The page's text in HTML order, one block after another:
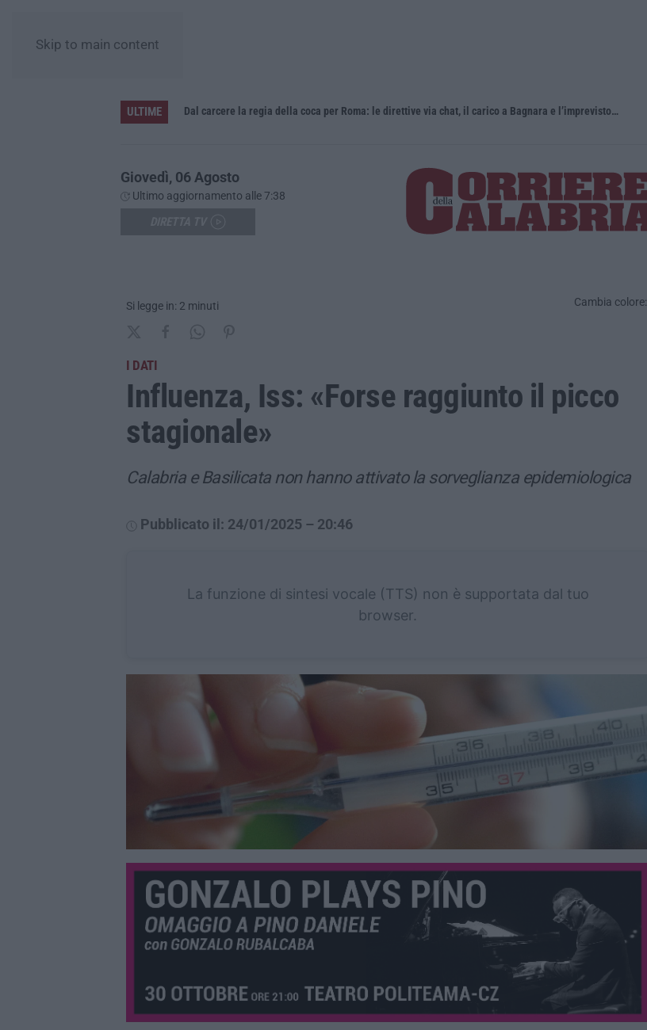
Skip to main content
ULTIME Dal carcere la regia della coca per Roma: le direttive via chat, il carico a Bagnara e l’imprevisto dell’incidente
Giovedì, 06 Agosto
Ultimo aggiornamento alle 7:38
Si legge in: 2 minuti Cambia colore:
I DATI
Influenza, Iss: «Forse raggiunto il picco
stagionale»
Calabria e Basilicata non hanno attivato la sorveglianza epidemiologica
Pubblicato il: 24/01/2025 – 20:46
La funzione di sintesi vocale (TTS) non è supportata dal tuo
browser.